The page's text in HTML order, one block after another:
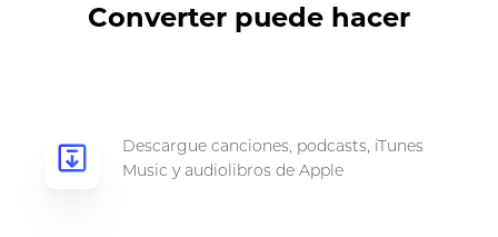
Converter puede hacer
Descargue canciones, podcasts, iTunes
Music y audiolibros de Apple